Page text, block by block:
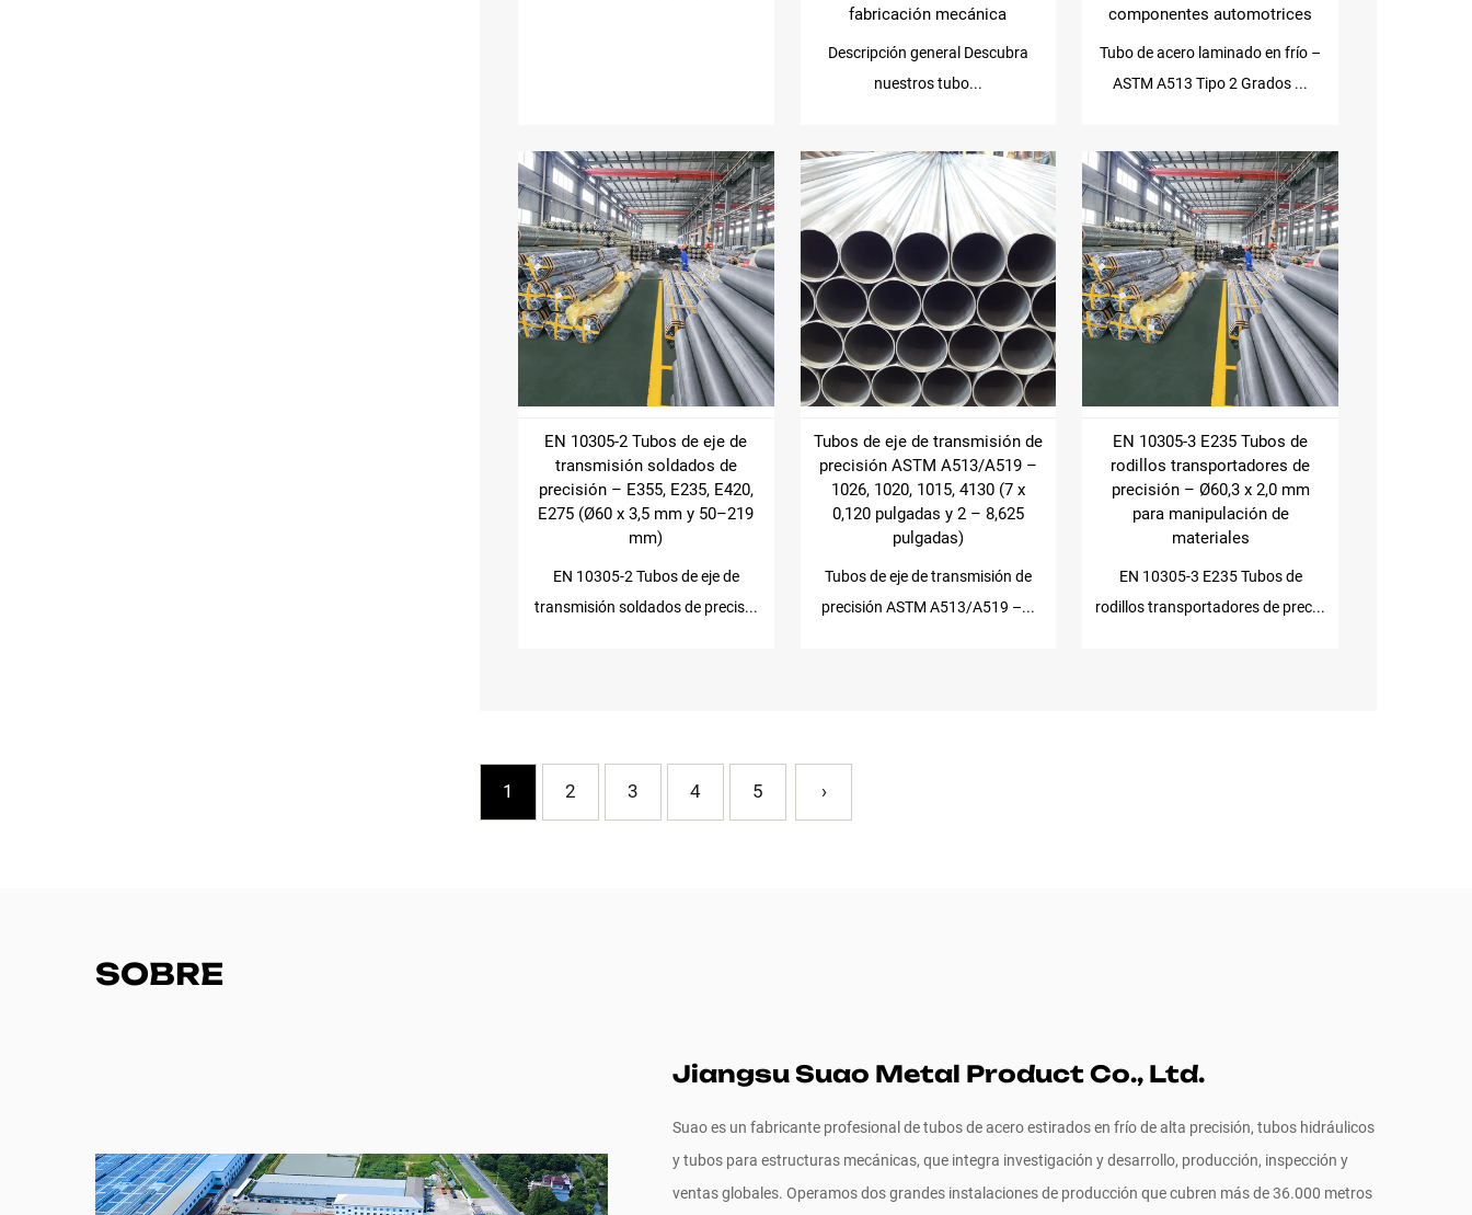
fabricación mecánica
Descripción general Descubra
nuestros tubo...
componentes automotrices
Tubo de acero laminado en frío –
ASTM A513 Tipo 2 Grados ...
EN 10305-2 Tubos de eje de
transmisión soldados de
precisión – E355, E235, E420,
E275 (Ø60 x 3,5 mm y 50–219
mm)
EN 10305-2 Tubos de eje de
transmisión soldados de precis...
Tubos de eje de transmisión de
precisión ASTM A513/A519 –
1026, 1020, 1015, 4130 (7 x
0,120 pulgadas y 2 – 8,625
pulgadas)
Tubos de eje de transmisión de
precisión ASTM A513/A519 –...
EN 10305-3 E235 Tubos de
rodillos transportadores de
precisión – Ø60,3 x 2,0 mm
para manipulación de
materiales
EN 10305-3 E235 Tubos de
rodillos transportadores de prec...
1 2 3 4 5 ›
SOBRE
Jiangsu Suao Metal Product Co., Ltd.
Suao es un fabricante profesional de tubos de acero estirados en frío de alta precisión, tubos hidráulicos
y tubos para estructuras mecánicas, que integra investigación y desarrollo, producción, inspección y
ventas globales. Operamos dos grandes instalaciones de producción que cubren más de 36.000 metros